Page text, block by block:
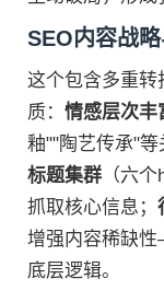
SEO内容战
这个包含多重转
质： 情感层次丰
釉""陶艺传承"等
标题集群 （六
抓取核心信息；
增强内容稀缺
底层逻辑。